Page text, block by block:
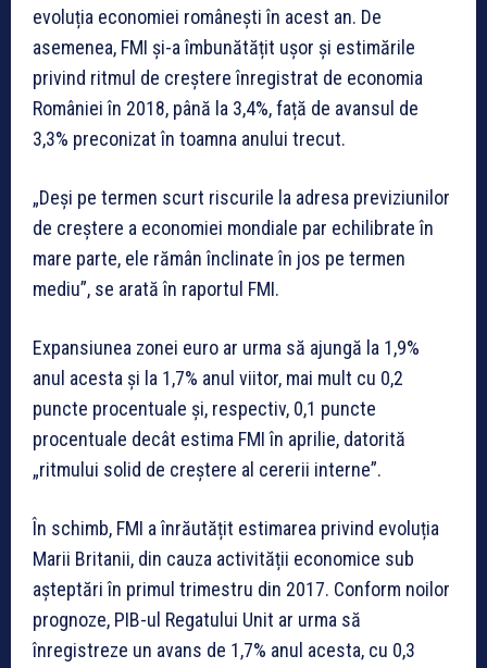
evoluția economiei românești în acest an. De
asemenea, FMI și-a îmbunătățit ușor și estimările
privind ritmul de creștere înregistrat de economia
României în 2018, până la 3,4%, față de avansul de
3,3% preconizat în toamna anului trecut.
„Deși pe termen scurt riscurile la adresa previziunilor
de creștere a economiei mondiale par echilibrate în
mare parte, ele rămân înclinate în jos pe termen
mediu”, se arată în raportul FMI.
Expansiunea zonei euro ar urma să ajungă la 1,9%
anul acesta și la 1,7% anul viitor, mai mult cu 0,2
puncte procentuale și, respectiv, 0,1 puncte
procentuale decât estima FMI în aprilie, datorită
„ritmului solid de creștere al cererii interne”.
În schimb, FMI a înrăutățit estimarea privind evoluția
Marii Britanii, din cauza activității economice sub
așteptări în primul trimestru din 2017. Conform noilor
prognoze, PIB-ul Regatului Unit ar urma să
înregistreze un avans de 1,7% anul acesta, cu 0,3